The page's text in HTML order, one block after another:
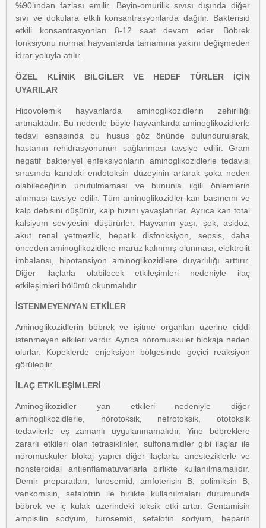
%90’ından fazlası emilir. Beyin-omurilik sıvısı dışında diğer
sıvı ve dokulara etkili konsantrasyonlarda dağılır. Bakterisid
etkili konsantrasyonları 8-12 saat devam eder. Böbrek
fonksiyonu normal hayvanlarda tamamına yakını değişmeden
idrar yoluyla atılır.
ÖZEL KLİNİK BİLGİLER VE HEDEF TÜRLER İÇİN
UYARILAR
Hipovolemik hayvanlarda aminoglikozidlerin zehirliliği
artmaktadır. Bu nedenle böyle hayvanlarda aminoglikozidlerle
tedavi esnasında bu husus göz önünde bulundurularak,
hastanın rehidrasyonunun sağlanması tavsiye edilir. Gram
negatif bakteriyel enfeksiyonların aminoglikozidlerle tedavisi
sırasında kandaki endotoksin düzeyinin artarak şoka neden
olabileceğinin unutulmaması ve bununla ilgili önlemlerin
alınması tavsiye edilir. Tüm aminoglikozidler kan basıncını ve
kalp debisini düşürür, kalp hızını yavaşlatırlar. Ayrıca kan total
kalsiyum seviyesini düşürürler. Hayvanın yaşı, şok, asidoz,
akut renal yetmezlik, hepatik disfonksiyon, sepsis, daha
önceden aminoglikozidlere maruz kalınmış olunması, elektrolit
imbalansı, hipotansiyon aminoglikozidlere duyarlılığı arttırır.
Diğer ilaçlarla olabilecek etkileşimleri nedeniyle ilaç
etkileşimleri bölümü okunmalıdır.
İSTENMEYEN/YAN ETKİLER
Aminoglikozidlerin böbrek ve işitme organları üzerine ciddi
istenmeyen etkileri vardır. Ayrıca nöromuskuler blokaja neden
olurlar. Köpeklerde enjeksiyon bölgesinde geçici reaksiyon
görülebilir.
İLAÇ ETKİLEŞİMLERİ
Aminoglikozidler yan etkileri nedeniyle diğer
aminoglikozidlerle, nörotoksik, nefrotoksik, ototoksik
tedavilerle eş zamanlı uygulanmamalıdır. Yine böbreklere
zararlı etkileri olan tetrasiklinler, sulfonamidler gibi ilaçlar ile
nöromuskuler blokaj yapıcı diğer ilaçlarla, anesteziklerle ve
nonsteroidal antienflamatuvarlarla birlikte kullanılmamalıdır.
Demir preparatları, furosemid, amfoterisin B, polimiksin B,
vankomisin, sefalotrin ile birlikte kullanılmaları durumunda
böbrek ve iç kulak üzerindeki toksik etki artar. Gentamisin
ampisilin sodyum, furosemid, sefalotin sodyum, heparin